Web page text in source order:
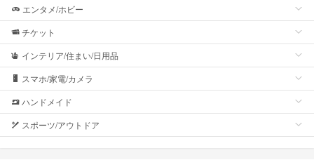
エンタメ/ホビー
チケット
インテリア/住まい/日用品
スマホ/家電/カメラ
ハンドメイド
スポーツ/アウトドア